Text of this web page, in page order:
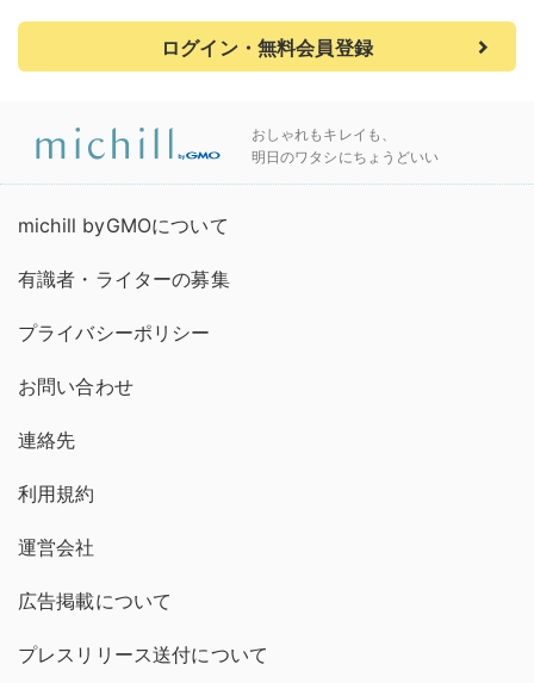
ログイン・無料会員登録
おしゃれもキレイも、
明日のワタシにちょうどいい
michill byGMOについて
有識者・ライターの募集
プライバシーポリシー
お問い合わせ
連絡先
利用規約
運営会社
広告掲載について
プレスリリース送付について